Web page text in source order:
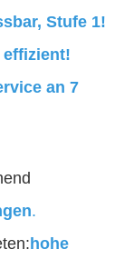
Stufe 1!
effizient!
an 7
.
hohe